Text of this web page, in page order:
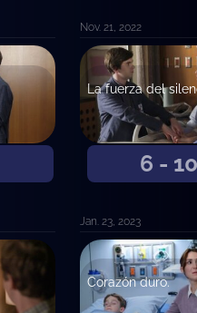
Nov. 21, 2022
6 - 10
La fuerza del
Jan. 23, 2023
Corazón duro.